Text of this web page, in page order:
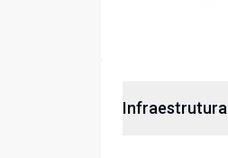
Infraestrutura